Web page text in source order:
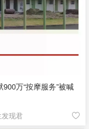
万“按摩服务”被喊
现君